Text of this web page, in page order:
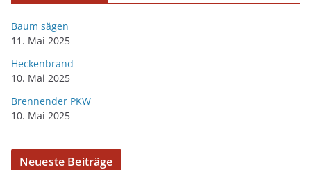
Baum sägen
11. Mai 2025
Heckenbrand
10. Mai 2025
Brennender PKW
10. Mai 2025
Neueste Beiträge